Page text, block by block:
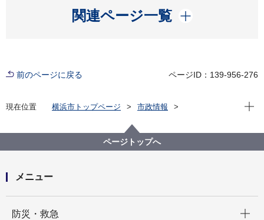
関連ページ一覧
開く
前のページに戻る ページID：139-956-276
現在位置 横浜市トップページ
市政情報
「株式会社デスポ」と大気常時監視測定局ネーミング
ライツ契約を締結しました！
現在
ページトップへ
メニュー
防災・救急